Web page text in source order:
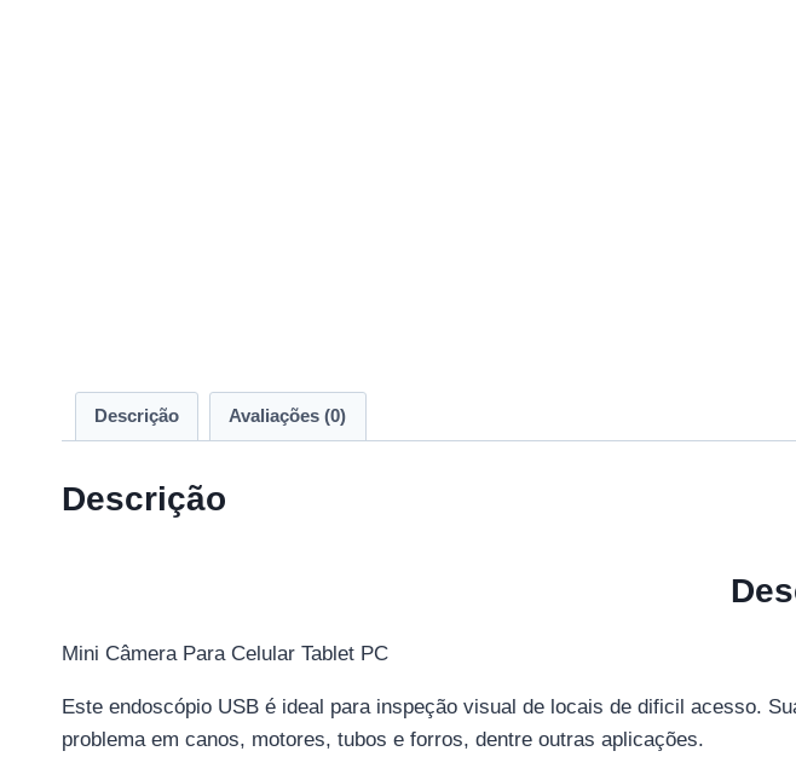
Descrição Avaliações (0)
Descrição
Mini Câmera Para Celular Tablet PC
Este endoscópio USB é ideal para inspeção visual de locais de dificil acesso.
problema em canos, motores, tubos e forros, dentre outras aplicações.